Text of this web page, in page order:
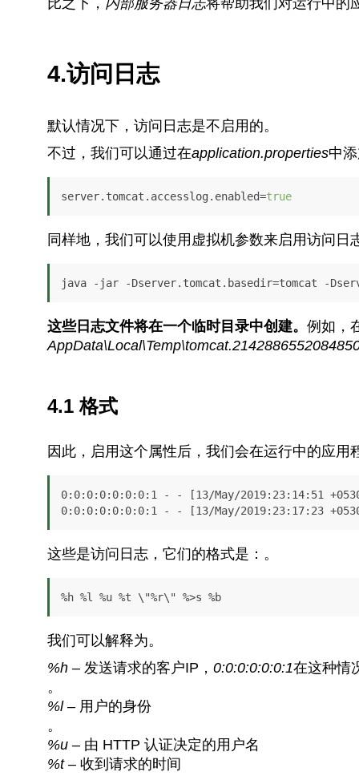
4.访问日志
默认情况下，访问日志是不启用的。
不过，我们可以通过在application.properties中
server.tomcat.accesslog.enabled=true
同样地，我们可以使用虚拟机参数来启用访问日
java -jar -Dserver.tomcat.basedir=tomcat -
这些日志文件将在一个临时目录中创建。 例如，
4.1 格式
因此，启用这个属性后，我们会在运行中的应用
0:0:0:0:0:0:0:1 - - [13/May/2019:23:14:51
0:0:0:0:0:0:0:1 - - [13/May/2019:23:17:23
这些是访问日志，它们的格式是：。
%h %l %u %t \"%r\" %>s %b
我们可以解释为。
%h– 发送请求的客户IP， 0:0:0:0:0:0:1在这种情
。
%l– 用户的身份
。
%u– 由 HTTP 认证决定的用户名
%t– 收到请求的时间